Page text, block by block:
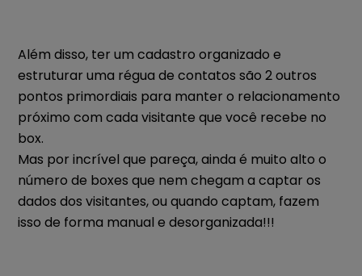
Além disso, ter um cadastro organizado e
estruturar uma régua de contatos são 2 outros
pontos primordiais para manter o relacionamento
próximo com cada visitante que você recebe no
box.
Mas por incrível que pareça, ainda é muito alto o
número de boxes que nem chegam a captar os
dados dos visitantes, ou quando captam, fazem
isso de forma manual e desorganizada!!!